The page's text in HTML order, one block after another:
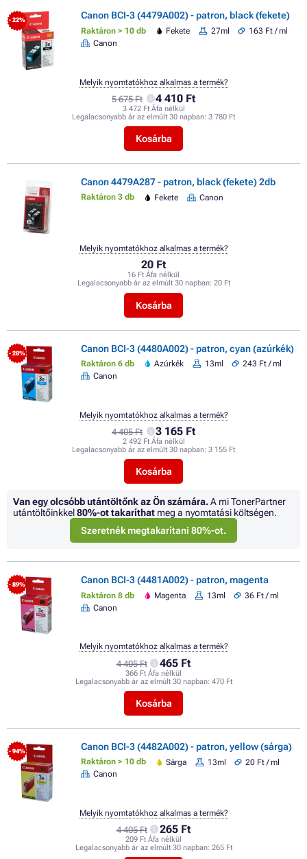
- 22% Canon BCI-3 (4479A002) - patron, black (fekete)
Raktáron > 10 db Fekete 27ml
163 Ft / ml
Canon
5 675 Ft 4 410 Ft
3 472 Ft Áfa nélkül
Legalacsonyabb ár az elmúlt 30 napban: 3 780 Ft
Kosárba
Melyik nyomtatókhoz alkalmas a termék?
Canon 4479A287 - patron, black (fekete) 2db
Raktáron 3 db Fekete Canon
20 Ft
16 Ft Áfa nélkül
Legalacsonyabb ár az elmúlt 30 napban: 20 Ft
Kosárba
Melyik nyomtatókhoz alkalmas a termék?
- 28% Canon BCI-3 (4480A002) - patron, cyan (azúrkék)
Raktáron 6 db Azúrkék 13ml
243 Ft / ml
Canon
4 405 Ft 3 165 Ft
2 492 Ft Áfa nélkül
Legalacsonyabb ár az elmúlt 30 napban: 3 155 Ft
Kosárba
Melyik nyomtatókhoz alkalmas a termék?
Van egy olcsóbb utántöltőnk az Ön számára.A mi TonerPartner
utántöltőinkkel80%-ot takaríthat meg a nyomtatási költségen.
Szeretnék megtakarítani 80%-ot.
- 89% Canon BCI-3 (4481A002) - patron, magenta
Raktáron 8 db Magenta 13ml
36 Ft / ml
Canon
4 405 Ft 465 Ft
366 Ft Áfa nélkül
Legalacsonyabb ár az elmúlt 30 napban: 470 Ft
Kosárba
Melyik nyomtatókhoz alkalmas a termék?
- 94% Canon BCI-3 (4482A002) - patron, yellow (sárga)
Raktáron > 10 db Sárga 13ml
20 Ft / ml
Canon
4 405 Ft 265 Ft
209 Ft Áfa nélkül
Legalacsonyabb ár az elmúlt 30 napban: 265 Ft
Melyik nyomtatókhoz alkalmas a termék?